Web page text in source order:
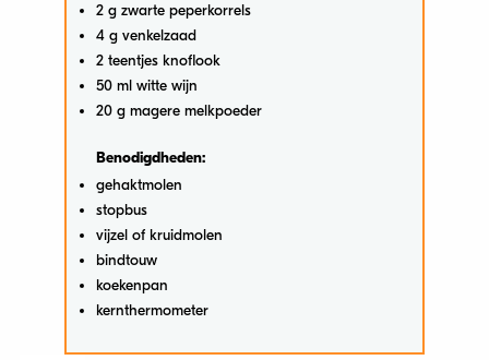
2 g zwarte peperkorrels
4 g venkelzaad
2 teentjes knoflook
50 ml witte wijn
20 g magere melkpoeder
Benodigdheden:
gehaktmolen
stopbus
vijzel of kruidmolen
bindtouw
koekenpan
kernthermometer